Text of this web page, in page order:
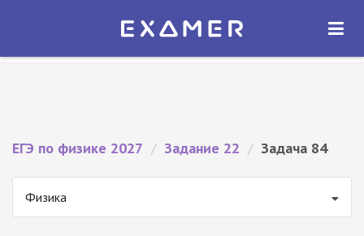
Экзамер — ЕГЭ 2027
ОТКРЫТЬ
ЕГЭ по физике 2027 / Задание 22 / Задача 84
Физика